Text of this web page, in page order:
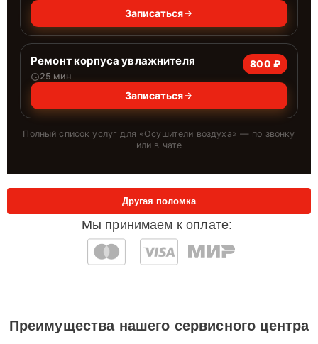
Записаться
Ремонт корпуса увлажнителя
25 мин
800 ₽
Записаться
Полный список услуг для «Осушители воздуха» — по звонку
или в чате
Мы принимаем к оплате:
Другая поломка
Преимущества нашего сервисного центра